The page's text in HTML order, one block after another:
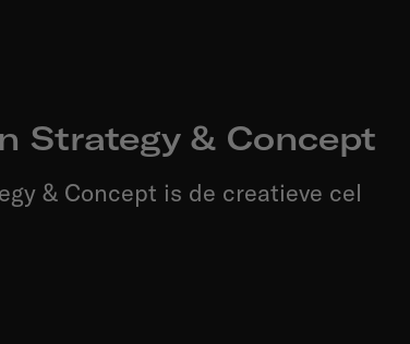
Strategy & Concept
& Concept is de creatieve cel